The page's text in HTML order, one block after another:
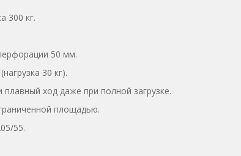
300 кг.
50 мм.
30 кг).
ход даже при полной загрузке.
площадью.
55.